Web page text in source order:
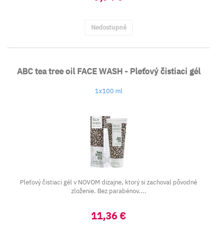
Nedostupné
ABC tea tree oil FACE WASH - Pleťový čistiaci gél
1x100 ml
Pleťový čistiaci gél v NOVOM dizajne, ktorý si zachoval pôvodné
zloženie. Bez parabénov....
11,36 €